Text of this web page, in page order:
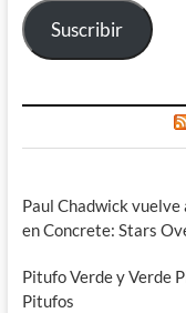
Suscribir
Paul Chadwick vuelve
en Concrete: Stars
Pitufo Verde y Verde
Pitufos